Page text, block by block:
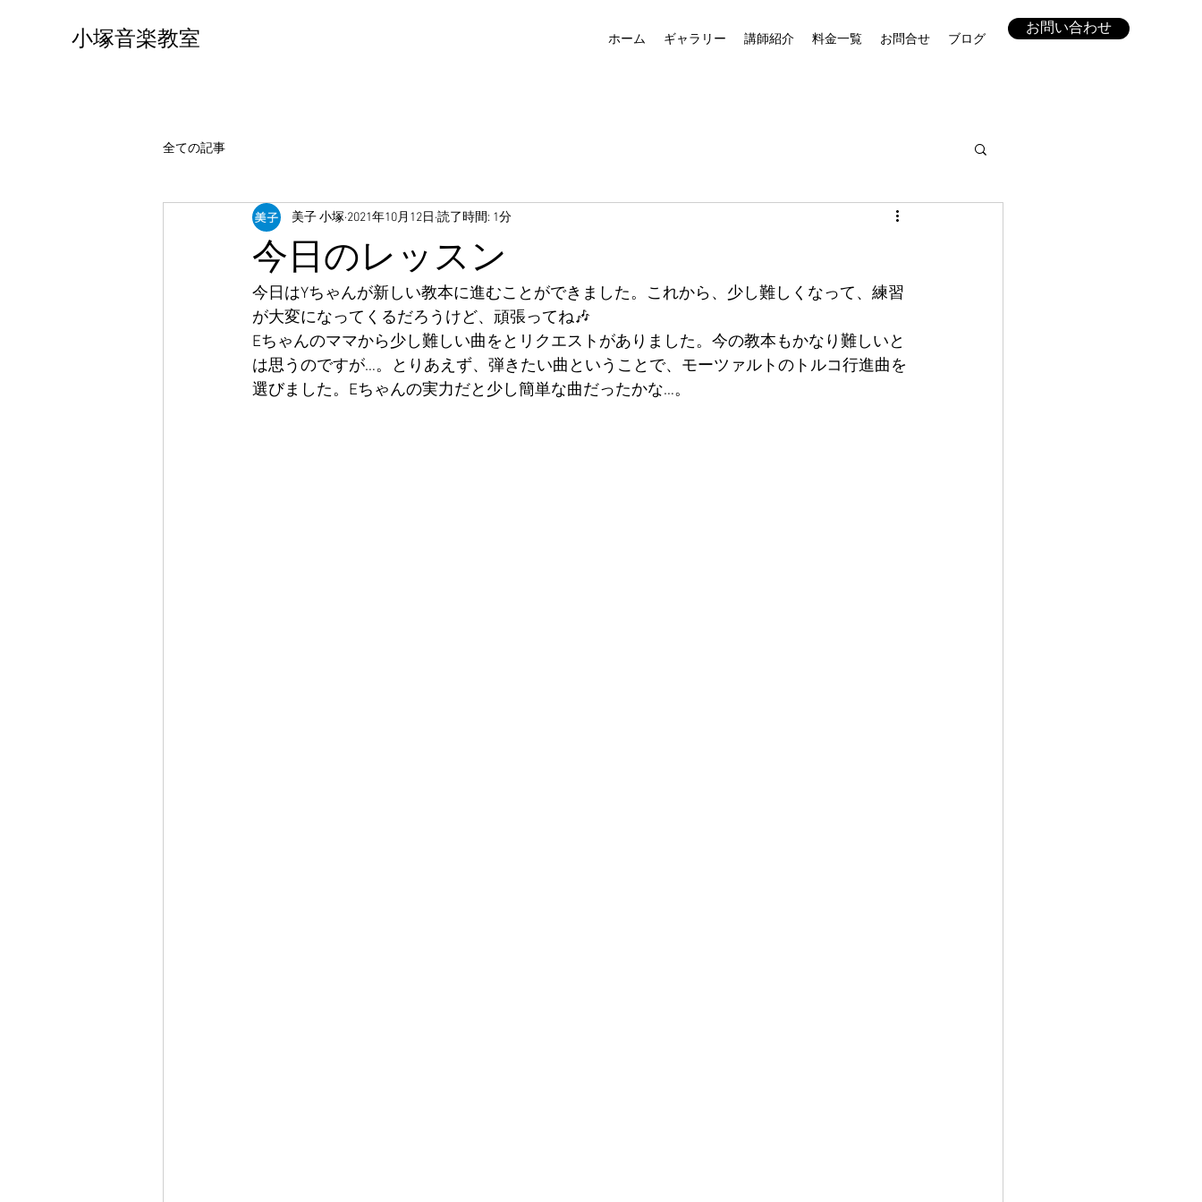
小塚音楽教室 ホーム ギャラリー 講師紹介 料金一覧 お問合せ ブログ
お問い合わせ
全ての記事
今日のレッスン
美子 小塚 2021年10月12日 読了時間: 1分
今日はYちゃんが新しい教本に進むことができました。これから、少し難しくなって、練習
が大変になってくるだろうけど、頑張ってね🎶
Eちゃんのママから少し難しい曲をとリクエストがありました。今の教本もかなり難しいと
は思うのですが…。とりあえず、弾きたい曲ということで、モーツァルトのトルコ行進曲を
選びました。Eちゃんの実力だと少し簡単な曲だったかな…。